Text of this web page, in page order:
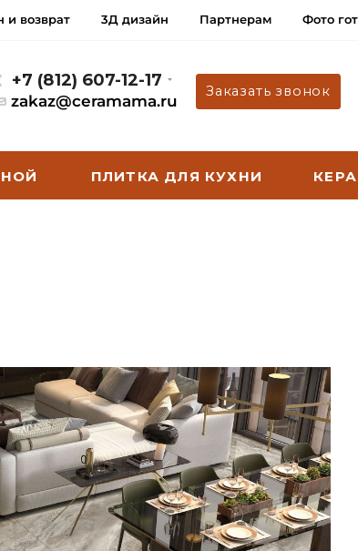
и возврат 3Д дизайн Партнерам Фото
+7 (812) 607-12-17
zakaz@ceramama.ru
Заказать звонок
ПЛИТКА ДЛЯ КУХНИ